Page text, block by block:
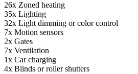
26x Zoned heating
35x Lighting
32x Light dimming or color control
7x Motion sensors
2x Gates
7x Ventilation
1x Car charging
4x Blinds or roller shutters